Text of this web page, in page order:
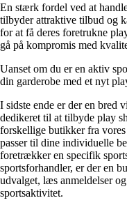
En stærk fordel ved at
tilbyder attraktive tilbud og
for at få deres foretrukne
gå på kompromis med
Uanset om du er en aktiv
din garderobe med et nyt
I sidste ende er der en bred
dedikeret til at tilbyde play
forskellige butikker fra
passer til dine individuelle
foretrækker en specifik
sportsforhandler, er der en
udvalget, læs anmeldelser
sportsaktivitet.